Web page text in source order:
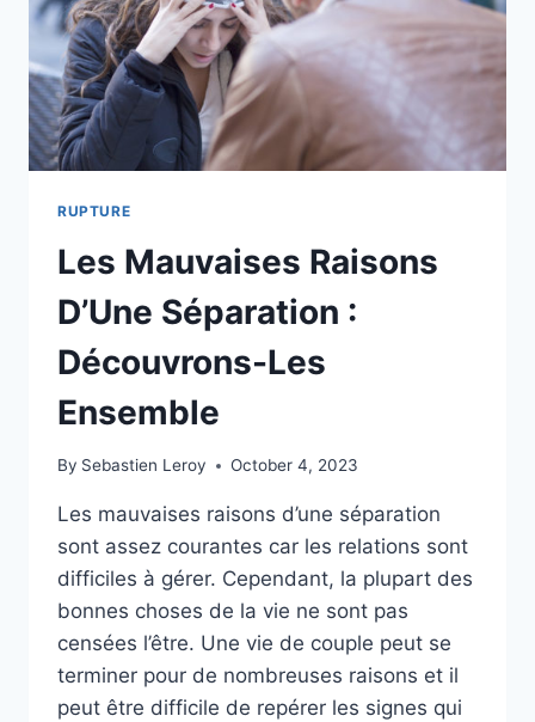
SEULEMENT
ÊTRE
À
TOI
RUPTURE
Les Mauvaises Raisons
D’Une Séparation :
Découvrons-Les
Ensemble
By Sebastien Leroy October 4, 2023
Les mauvaises raisons d’une séparation
sont assez courantes car les relations sont
difficiles à gérer. Cependant, la plupart des
bonnes choses de la vie ne sont pas
censées l’être. Une vie de couple peut se
terminer pour de nombreuses raisons et il
peut être difficile de repérer les signes qui